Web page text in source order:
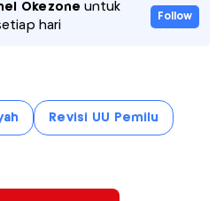
Okezone untuk
hari
Follow
Revisi UU Pemilu